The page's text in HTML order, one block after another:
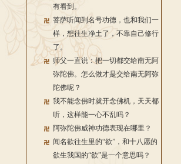
有看到。
菩萨听闻到名号功德，也和我们一
样，想往生净土了，不靠自己修行
了。
师父一直说：把一切都交给南无阿
弥陀佛。怎么做才是交给南无阿弥
陀佛呢？
我不能念佛时就开念佛机，天天都
听，这样能一心不乱吗？
阿弥陀佛威神功德表现在哪里？
闻名欲往生里的“欲”，和十八愿的
欲生我国的“欲”是一个意思吗？